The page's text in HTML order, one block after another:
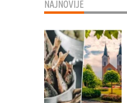
NAJNOVIJE